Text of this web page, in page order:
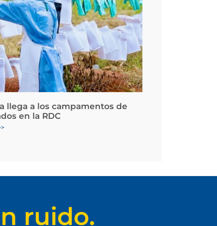
llega a los campamentos de
en la RDC
ruido.